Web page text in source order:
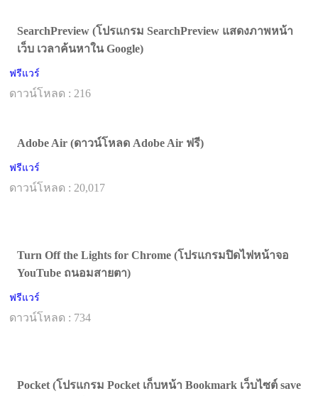
SearchPreview (โปรแกรม SearchPreview แสดงภาพหน้า
เว็บ เวลาค้นหาใน Google)
ฟรีแวร์
ดาวน์โหลด : 216
Adobe Air (ดาวน์โหลด Adobe Air ฟรี)
ฟรีแวร์
ดาวน์โหลด : 20,017
Turn Off the Lights for Chrome (โปรแกรมปิดไฟหน้าจอ
YouTube ถนอมสายตา)
ฟรีแวร์
ดาวน์โหลด : 734
Pocket (โปรแกรม Pocket เก็บหน้า Bookmark เว็บไซต์ save